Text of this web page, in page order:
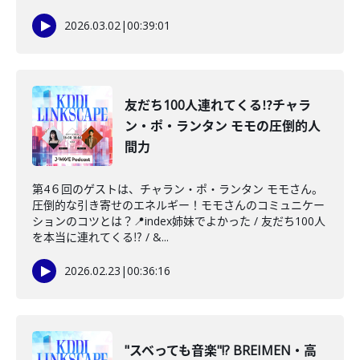
2026.03.02|00:39:01
友だち100人連れてくる⁉︎チャラ
ン・ポ・ランタン モモの圧倒的人
間力
第4６回のゲストは、チャラン・ポ・ランタン モモさん。
圧倒的な引き寄せのエネルギー！モモさんのコミュニケー
ションのコツとは？📍index姉妹でよかった / 友だち100人
を本当に連れてくる⁉︎ / &...
2026.02.23 |00:36:16
"スベっても音楽"!? BREIMEN・高